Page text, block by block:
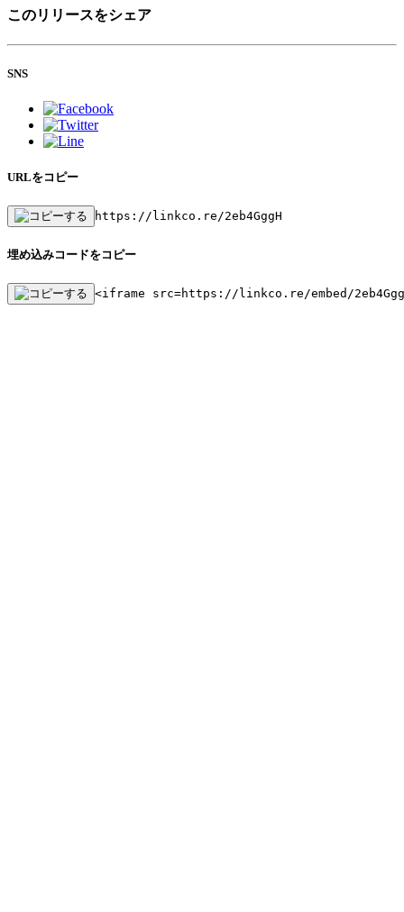
このリリースをシェア
SNS
URLをコピー
https://linkco.re/2eb4GggH
埋め込みコードをコピー
<iframe src=https://linkco.re/embed/